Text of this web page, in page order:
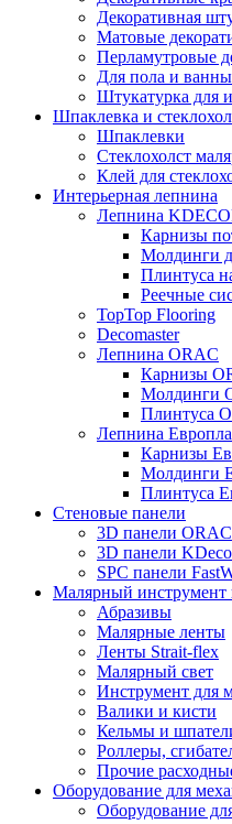
Декоративная
Матовые
Перламутровые
Для пола и
Штукатурка для
Шпаклевка и
Шпаклевки
Стеклохолст
Клей для
Интерьерная лепнина
Лепнина
Карнизы
Молдинги
Плинтуса
Реечные
TopTop Flooring
Decomaster
Лепнина ORAC
Карнизы
Молдинги
Плинтуса
Лепнина
Карнизы
Молдинги
Плинтуса
Стеновые панели
3D панели ORAC
3D панели
SPC панели
Малярный инструмент
Абразивы
Малярные ленты
Ленты Strait-flex
Малярный свет
Инструмент для
Валики и кисти
Кельмы и
Роллеры,
Прочие
Оборудование для
Оборудование